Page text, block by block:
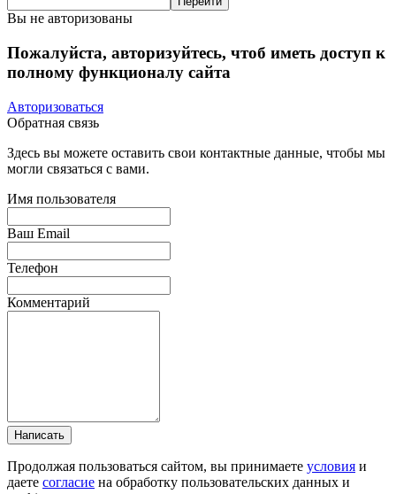
Вы не авторизованы
Пожалуйста, авторизуйтесь, чтоб иметь доступ к
полному функционалу сайта
Авторизоваться
Обратная связь
Здесь вы можете оставить свои контактные данные, чтобы мы
могли связаться с вами.
Имя пользователя
Ваш Email
Телефон
Комментарий
Написать
Продолжая пользоваться сайтом, вы принимаете условия и
даете согласие на обработку пользовательских данных и